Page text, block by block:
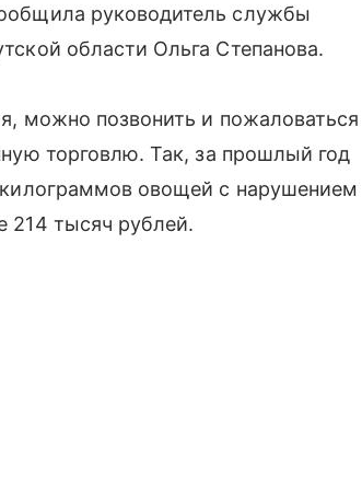
руководитель службы
области Ольга Степанова.
можно позвонить и пожаловаться
торговлю. Так, за прошлый год
овощей с нарушением
214 тысяч рублей.